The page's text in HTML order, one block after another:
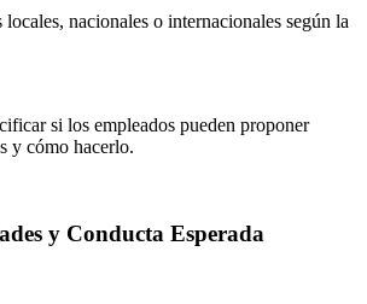
nacionales o internacionales según la
si los empleados pueden proponer
y cómo hacerlo.
y Conducta Esperada